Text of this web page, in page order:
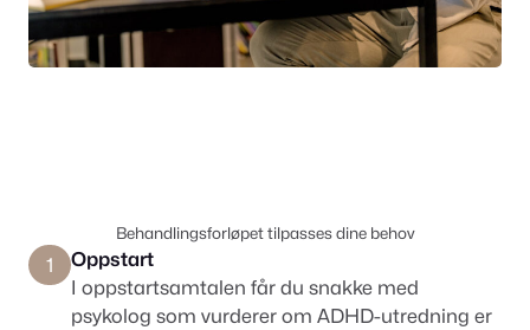
Behandlingsforløpet tilpasses dine behov
1
Oppstart
I oppstartsamtalen får du snakke med
psykolog som vurderer om ADHD-utredning er